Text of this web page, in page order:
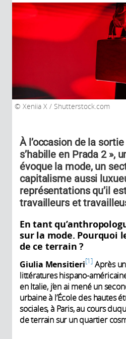
Xeniia X / Shutterstock.com
À l’occasion de la
s’habille en Prada 2 »,
évoque la mode, un
capitalisme aussi
représentations qu’il
travailleurs et
En tant
sur la mode. Pourquoi
de ce terrain ?
Giulia Mensitieri 1 Après
littératures hispano-
en Italie, j’en ai mené un
urbaine à l’École des hautes
sociales, à Paris, au cours
de terrain sur un quartier